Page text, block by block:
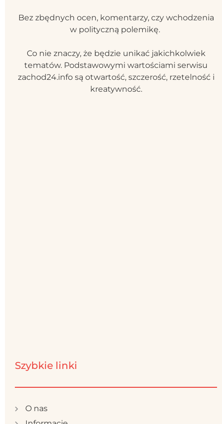
Bez zbędnych ocen, komentarzy, czy wchodzenia
w polityczną polemikę.
Co nie znaczy, że będzie unikać jakichkolwiek
tematów. Podstawowymi wartościami serwisu
zachod24.info są otwartość, szczerość, rzetelność i
kreatywność.
Szybkie linki
O nas